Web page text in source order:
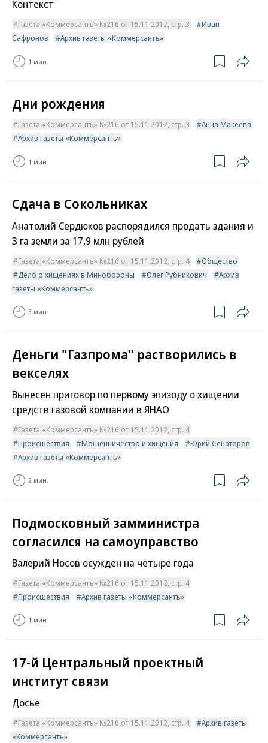
Контекст
Газета «Коммерсантъ» №216 от 15.11.2012, стр. 3
Иван
Сафронов
Архив газеты «Коммерсантъ»
1 мин.
Дни рождения
Газета «Коммерсантъ» №216 от 15.11.2012, стр. 3
Анна Макеева
Архив газеты «Коммерсантъ»
1 мин.
Сдача в Сокольниках
Анатолий Сердюков распорядился продать здания и
3 га земли за 17,9 млн рублей
Газета «Коммерсантъ» №216 от 15.11.2012, стр. 4
Общество
Дело о хищениях в Минобороны
Олег Рубникович
Архив
газеты «Коммерсантъ»
3 мин.
Деньги "Газпрома" растворились в
векселях
Вынесен приговор по первому эпизоду о хищении
средств газовой компании в ЯНАО
Газета «Коммерсантъ» №216 от 15.11.2012, стр. 4
Происшествия
Мошенничество и хищения
Юрий Сенаторов
Архив газеты «Коммерсантъ»
2 мин.
Подмосковный замминистра
согласился на самоуправство
Валерий Носов осужден на четыре года
Газета «Коммерсантъ» №216 от 15.11.2012, стр. 4
Происшествия
Архив газеты «Коммерсантъ»
1 мин.
17-й Центральный проектный
институт связи
Досье
Газета «Коммерсантъ» №216 от 15.11.2012, стр. 4
Архив газеты
«Коммерсантъ»